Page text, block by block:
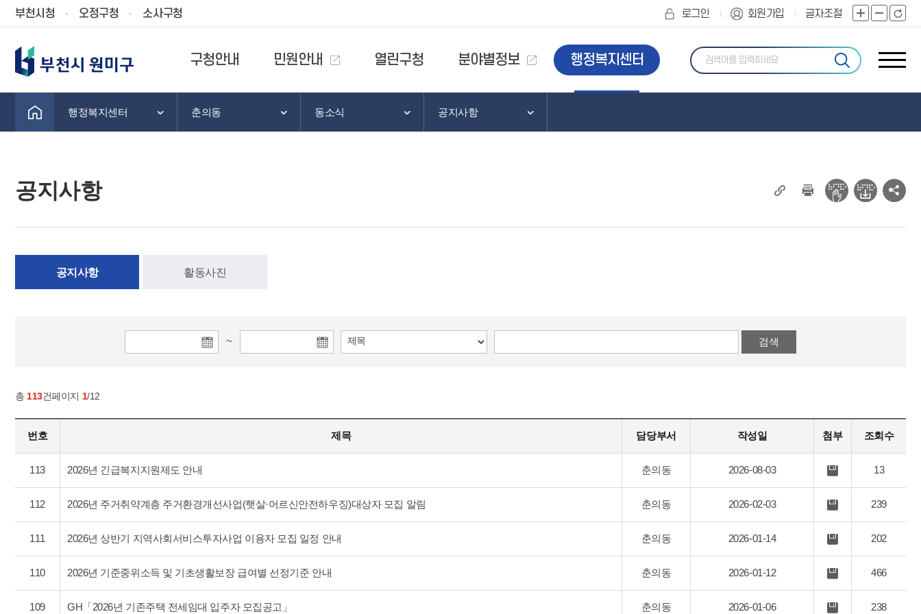
부천시청 오정구청 소사구청 로그인 회원가입 글자조절
화
확
화
축
소
화
초
기
구청안내 민원안내 열린구청 분야별정보 행정복지센터
사
트
행정복지센터 춘의동 동소식 공지사항
공지사항
현
페
사
소
네
공지사항 활동사진
시
~
종
검색
총 113건페이지 1/12
번호 제목 담당부서 작성일 첨부 조회수
113 2026년 긴급복지지원제도 안내 춘의동 2026-08-03
첨
부
파
13
112 2026년 주거취약계층 주거환경개선사업(햇살·어르신안전하우징)대상자 모집 알림 춘의동 2026-02-03
첨
부
파
239
111 2026년 상반기 지역사회서비스투자사업 이용자 모집 일정 안내 춘의동 2026-01-14
첨
부
파
202
110 2026년 기준중위소득 및 기초생활보장 급여별 선정기준 안내 춘의동 2026-01-12
첨
부
파
466
109 GH「2026년 기존주택 전세임대 입주자 모집공고」 춘의동 2026-01-06
첨
238